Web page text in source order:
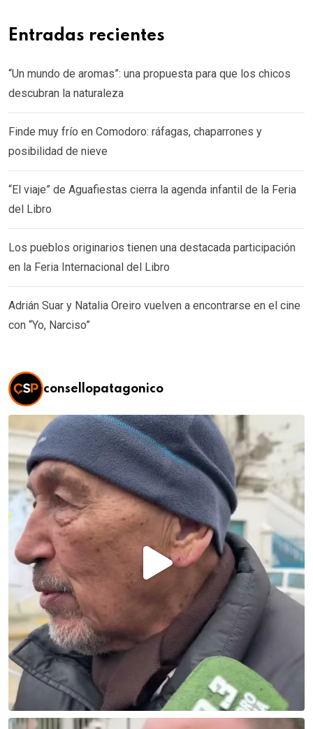
Entradas recientes
“Un mundo de aromas”: una propuesta para que los chicos
descubran la naturaleza
Finde muy frío en Comodoro: ráfagas, chaparrones y
posibilidad de nieve
“El viaje” de Aguafiestas cierra la agenda infantil de la Feria
del Libro
Los pueblos originarios tienen una destacada participación
en la Feria Internacional del Libro
Adrián Suar y Natalia Oreiro vuelven a encontrarse en el cine
con “Yo, Narciso”
consellopatagonico